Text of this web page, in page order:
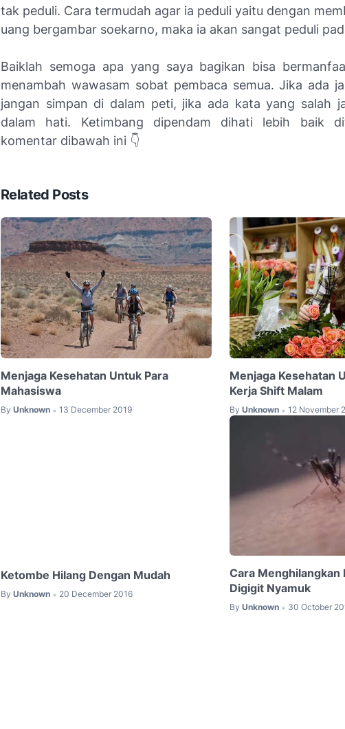
tak peduli. Cara termudah agar ia peduli yaitu dengan
uang bergambar soekarno, maka ia akan sangat peduli
Baiklah semoga apa yang saya bagikan bisa
menambah wawasam sobat pembaca semua. Jika ada
jangan simpan di dalam peti, jika ada kata yang salah
dalam hati. Ketimbang dipendam dihati lebih baik
komentar dibawah ini 👇
Related Posts
Menjaga Kesehatan Untuk Para
Mahasiswa
By Unknown • 13 December 2019
Menjaga Kesehatan
Kerja Shift Malam
By Unknown • 12 November
Ketombe Hilang Dengan Mudah
By Unknown • 20 December 2016
Cara Menghilangkan
Digigit Nyamuk
By Unknown • 30 October